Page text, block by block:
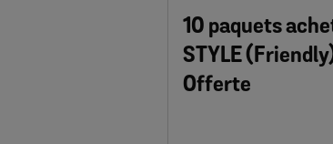
10 paquets achetés =
STYLE
Offerte